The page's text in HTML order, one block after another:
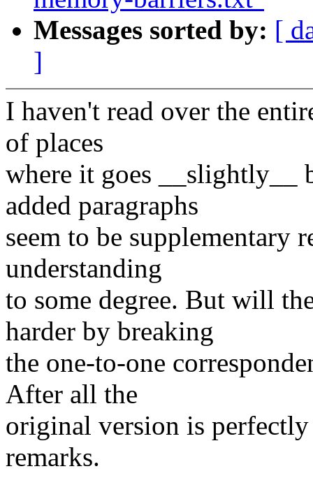
Messages sorted by: [
]
I haven't read over the
of places
where it goes __slightly__
added paragraphs
seem to be
understanding
to some degree. But will
harder by breaking
the one-to-one
After all the
original version is
remarks.